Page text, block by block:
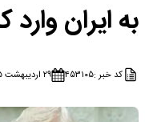
به ایران وارد
کد خبر :۴۵۳۱۰۵ ۲۹ اردیبهشت ۱۴۰۵ - ۲۱:۰۵